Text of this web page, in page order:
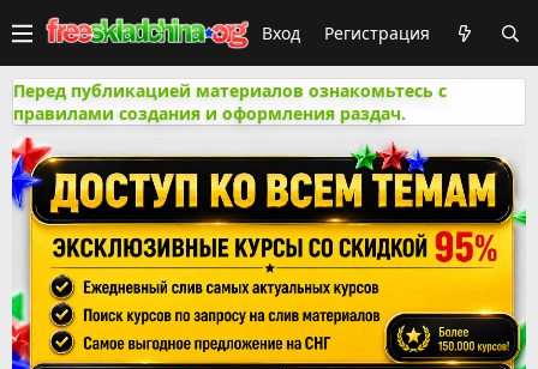
Вход Регистрация
Перед публикацией материалов ознакомьтесь с
правилами создания и оформления раздач.